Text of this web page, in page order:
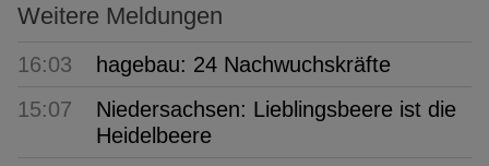
Weitere Meldungen
16:03
hagebau: 24 Nachwuchskräfte
15:07
Niedersachsen: Lieblingsbeere ist die
Heidelbeere